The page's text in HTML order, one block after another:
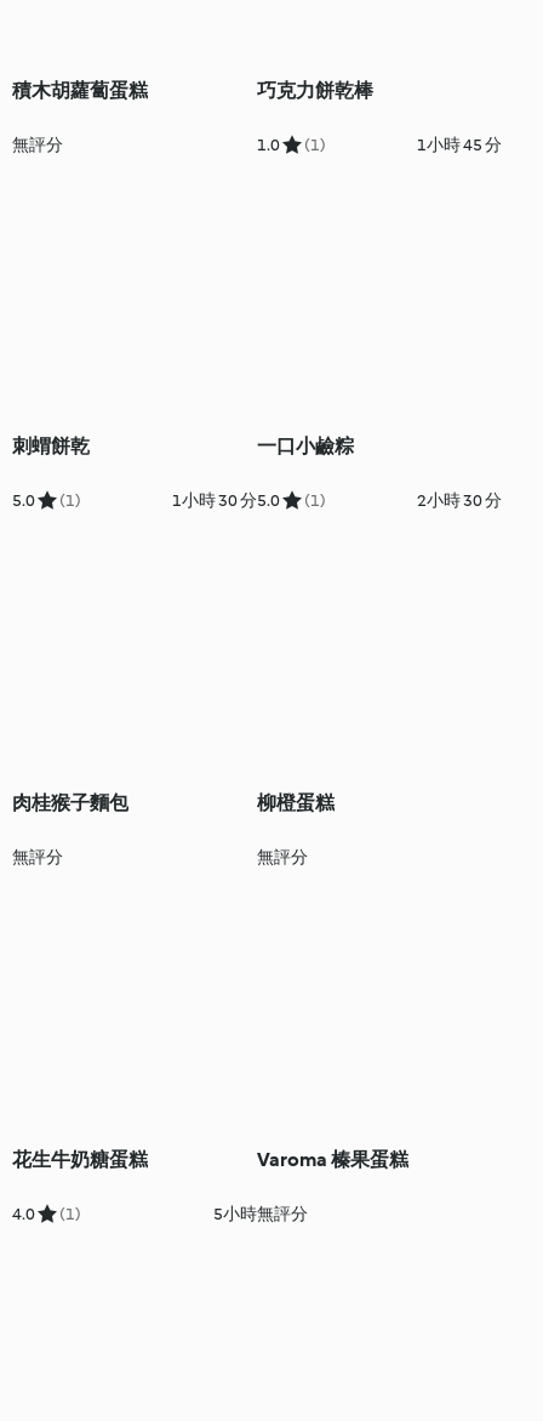
積木胡蘿蔔蛋糕
無評分
巧克力餅乾棒
1.0 (1) 1小時 45 分
刺蝟餅乾
5.0 (1) 1小時 30 分
一口小鹼粽
5.0 (1) 2小時 30 分
肉桂猴子麵包
無評分
柳橙蛋糕
無評分
花生牛奶糖蛋糕
4.0 (1) 5小時
Varoma 榛果蛋糕
無評分